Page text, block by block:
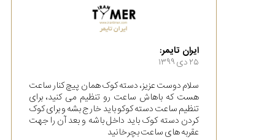
ایران تایمر:
۲۵ دی ۱۳۹۹
سلام دوست عزیز، دسته کوک همان پیچ کنار ساعت
هست که باهاش ساعت رو تنظیم می کنید، برای
تنظیم ساعت دسته کوکو باید خارج بشه و برای کوک
کردن دسته کوک باید داخل باشه و بعد آن را جهت
عقربه های ساعت بچرخانید